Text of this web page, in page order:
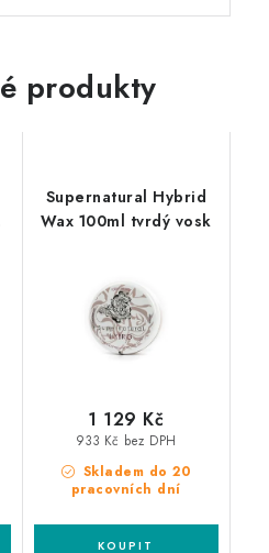
produkty
Supernatural Hybrid
Wax 100ml tvrdý vosk
Skladem do 20
pracovních dní
933 Kč bez DPH
1 129 Kč